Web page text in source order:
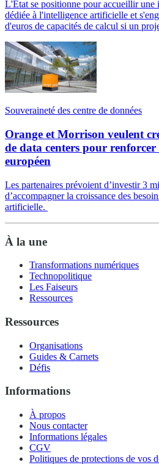
L'État se positionne pour accueillir une
dédiée à l'intelligence artificielle et
d'euros de capacités de calcul si un
Souveraineté des centre de données
Orange et Morrison veulent
de data centers pour
européen
Les partenaires prévoient d’investir 3
d’accompagner la croissance des
artificielle.
À la une
Transformations numériques
Technopolitique
Les Faiseurs
Ressources
Ressources
Organisations
Guides & Carnets
Défis
Informations
À propos
Nous contacter
Informations légales
CGV
Politiques de protections de vos